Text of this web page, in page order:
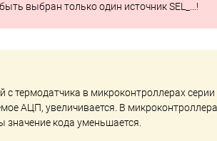
выбран только один источник SEL_…!
с термодатчика в микроконтроллерах
АЦП, увеличивается. В
значение кода уменьшается.